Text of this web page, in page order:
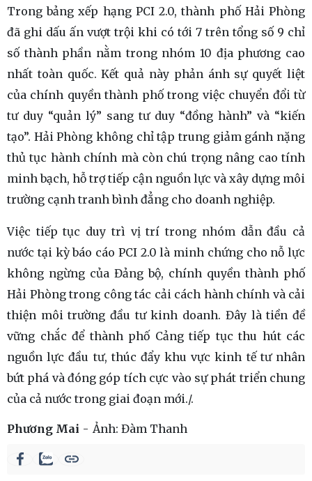
Trong bảng xếp hạng PCI 2.0, thành phố Hải Phòng
đã ghi dấu ấn vượt trội khi có tới 7 trên tổng số 9 chỉ
số thành phần nằm trong nhóm 10 địa phương cao
nhất toàn quốc. Kết quả này phản ánh sự quyết liệt
của chính quyền thành phố trong việc chuyển đổi từ
tư duy “quản lý” sang tư duy “đồng hành” và “kiến
tạo”. Hải Phòng không chỉ tập trung giảm gánh nặng
thủ tục hành chính mà còn chú trọng nâng cao tính
minh bạch, hỗ trợ tiếp cận nguồn lực và xây dựng môi
trường cạnh tranh bình đẳng cho doanh nghiệp.
Việc tiếp tục duy trì vị trí trong nhóm dẫn đầu cả
nước tại kỳ báo cáo PCI 2.0 là minh chứng cho nỗ lực
không ngừng của Đảng bộ, chính quyền thành phố
Hải Phòng trong công tác cải cách hành chính và cải
thiện môi trường đầu tư kinh doanh. Đây là tiền đề
vững chắc để thành phố Cảng tiếp tục thu hút các
nguồn lực đầu tư, thúc đẩy khu vực kinh tế tư nhân
bứt phá và đóng góp tích cực vào sự phát triển chung
của cả nước trong giai đoạn mới./.
Phương Mai Ảnh: Đàm Thanh